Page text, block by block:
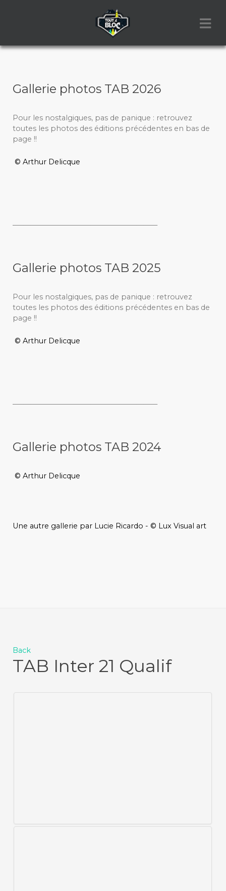
Gallerie photos TAB 2026
Pour les nostalgiques, pas de panique : retrouvez
toutes les photos des éditions précédentes en bas de
page !!
© Arthur Delicque
Gallerie photos TAB 2025
Pour les nostalgiques, pas de panique : retrouvez
toutes les photos des éditions précédentes en bas de
page !!
© Arthur Delicque
Gallerie photos TAB 2024
© Arthur Delicque
Une autre gallerie par Lucie Ricardo - © Lux Visual art
Back
TAB Inter 21 Qualif